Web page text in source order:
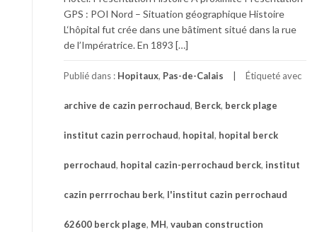
GPS : POI Nord – Situation géographique Histoire
L‘hôpital fut crée dans une bâtiment situé dans la rue
de l’Impératrice. En 1893 […]
Publié dans : Hopitaux, Pas-de-Calais Étiqueté avec
archive de cazin perrochaud, Berck, berck plage
institut cazin perrochaud, hopital, hopital berck
perrochaud, hopital cazin-perrochaud berck, institut
cazin perrrochau berk, l'institut cazin perrochaud
62600 berck plage, MH, vauban construction